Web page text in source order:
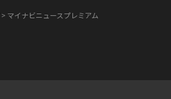
マイナビニュースプレミアム